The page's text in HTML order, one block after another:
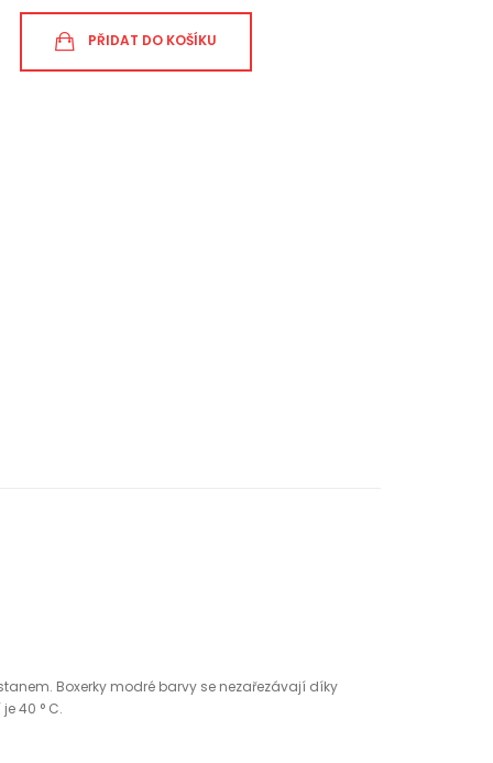
PŘIDAT DO KOŠÍKU
Boxerky modré barvy se nezařezávají díky
40 ° C.